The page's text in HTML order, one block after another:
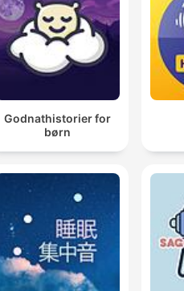
Godnathistorier for
børn